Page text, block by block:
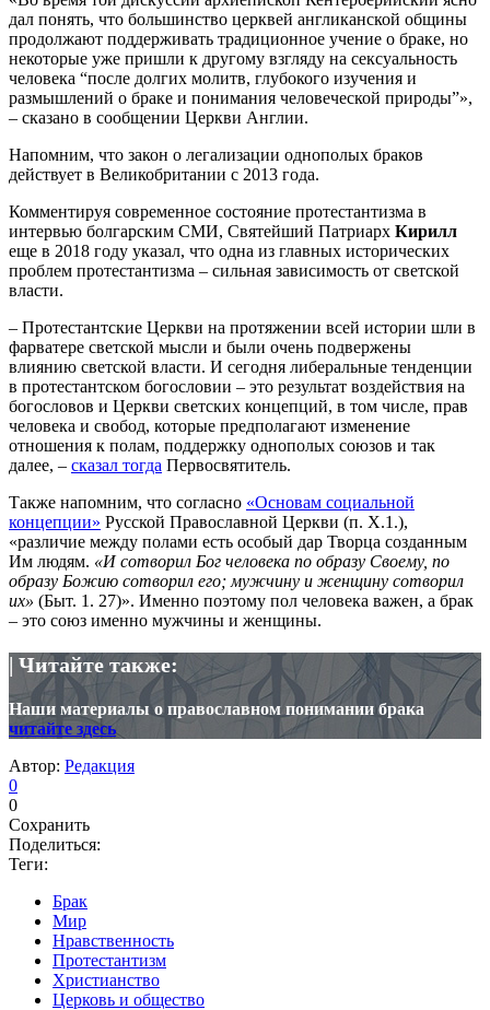
дал понять, что большинство церквей англиканской общины
продолжают поддерживать традиционное учение о браке, но
некоторые уже пришли к другому взгляду на сексуальность
человека “после долгих молитв, глубокого изучения и
размышлений о браке и понимания человеческой природы”»,
– сказано в сообщении Церкви Англии.
Напомним, что закон о легализации однополых браков
действует в Великобритании с 2013 года.
Комментируя современное состояние протестантизма в
интервью болгарским СМИ, Святейший Патриарх Кирилл
еще в 2018 году указал, что одна из главных исторических
проблем протестантизма – сильная зависимость от светской
власти.
– Протестантские Церкви на протяжении всей истории шли в
фарватере светской мысли и были очень подвержены
влиянию светской власти. И сегодня либеральные тенденции
в протестантском богословии – это результат воздействия на
богословов и Церкви светских концепций, в том числе, прав
человека и свобод, которые предполагают изменение
отношения к полам, поддержку однополых союзов и так
далее, – сказал тогда Первосвятитель.
Также напомним, что согласно «Основам социальной
концепции» Русской Православной Церкви (п. Х.1.),
«различие между полами есть особый дар Творца созданным
Им людям. «И сотворил Бог человека по образу Своему, по
образу Божию сотворил его; мужчину и женщину сотворил
их» (Быт. 1. 27)». Именно поэтому пол человека важен, а брак
– это союз именно мужчины и женщины.
| Читайте также:
Наши материалы о православном понимании брака
читайте здесь
Автор: Редакция
0
0
Сохранить
Поделиться:
Теги:
Брак
Мир
Нравственность
Протестантизм
Христианство
Церковь и общество